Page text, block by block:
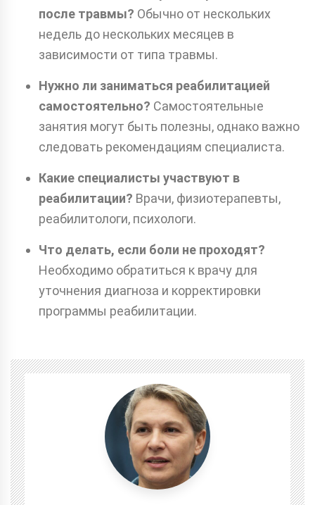
после травмы? Обычно от нескольких
недель до нескольких месяцев в
зависимости от типа травмы.
Нужно ли заниматься реабилитацией
самостоятельно? Самостоятельные
занятия могут быть полезны, однако важно
следовать рекомендациям специалиста.
Какие специалисты участвуют в
реабилитации? Врачи, физиотерапевты,
реабилитологи, психологи.
Что делать, если боли не проходят?
Необходимо обратиться к врачу для
уточнения диагноза и корректировки
программы реабилитации.